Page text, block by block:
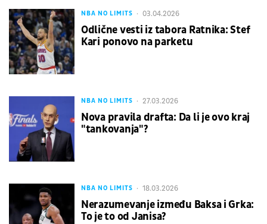
NBA NO LIMITS 03.04.2026
Odlične vesti iz tabora Ratnika: Stef
Kari ponovo na parketu
NBA NO LIMITS 27.03.2026
Nova pravila drafta: Da li je ovo kraj
"tankovanja"?
NBA NO LIMITS 18.03.2026
Nerazumevanje između Baksa i Grka:
To je to od Janisa?